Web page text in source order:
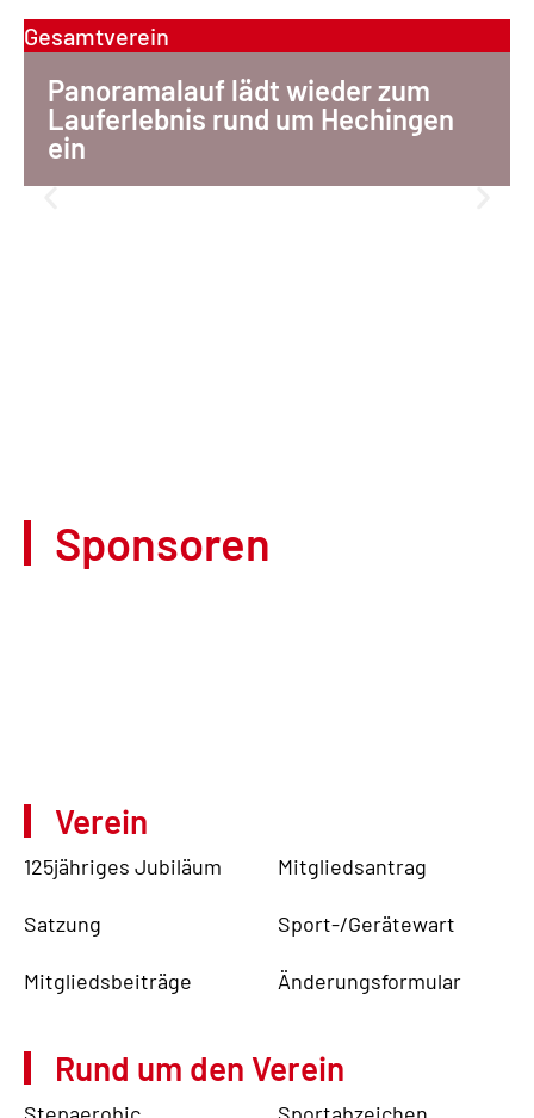
Gesamtverein
Panoramalauf lädt wieder zum
Lauferlebnis rund um Hechingen
ein
Sponsoren
Verein
125jähriges Jubiläum
Satzung
Mitgliedsbeiträge
Mitgliedsantrag
Sport-/Gerätewart
Änderungsformular
Rund um den Verein
Stepaerobic Sportabzeichen